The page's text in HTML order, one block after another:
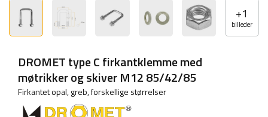
+1
billeder
DROMET type C firkantklemme med
møtrikker og skiver M12 85/42/85
Firkantet opal, greb, forskellige størrelser